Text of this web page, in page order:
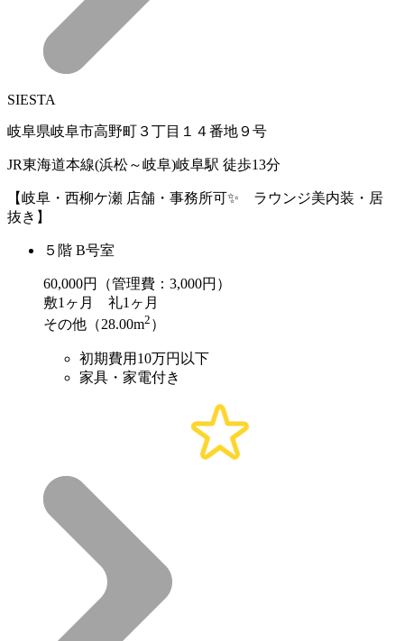
SIESTA
岐阜県岐阜市高野町３丁目１４番地９号
JR東海道本線(浜松～岐阜)岐阜駅 徒歩13分
【岐阜・西柳ケ瀬 店舗・事務所可✨ ラウンジ美内装・居
抜き】
５階 B号室
60,000円（管理費：3,000円）
敷1ヶ月 礼1ヶ月
その他（28.00m2 ）
初期費用10万円以下
家具・家電付き